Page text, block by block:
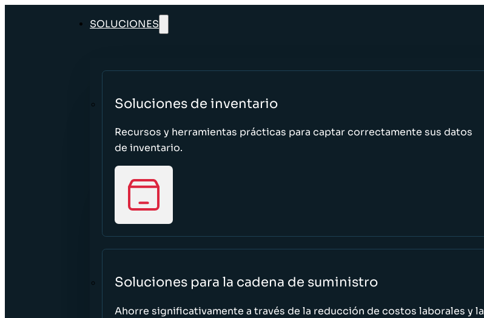
SOLUCIONES
Soluciones de inventario
Recursos y herramientas prácticas para captar correctamente sus datos
de inventario.
Soluciones para la cadena de suministro
Ahorre significativamente a través de la reducción de costos laborales y la